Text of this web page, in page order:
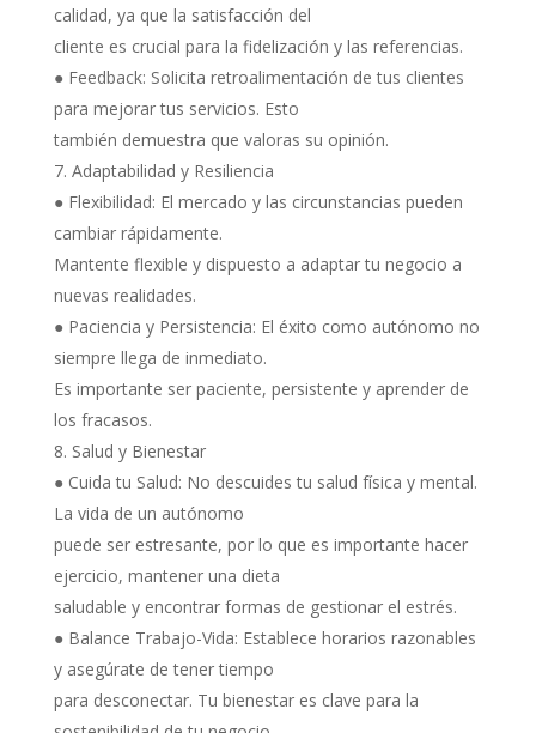
calidad, ya que la satisfacción del
cliente es crucial para la fidelización y las referencias.
● Feedback: Solicita retroalimentación de tus clientes
para mejorar tus servicios. Esto
también demuestra que valoras su opinión.
Adaptabilidad y Resiliencia
● Flexibilidad: El mercado y las circunstancias pueden
cambiar rápidamente.
Mantente flexible y dispuesto a adaptar tu negocio a
nuevas realidades.
● Paciencia y Persistencia: El éxito como autónomo no
siempre llega de inmediato.
Es importante ser paciente, persistente y aprender de
los fracasos.
Salud y Bienestar
● Cuida tu Salud: No descuides tu salud física y mental.
La vida de un autónomo
puede ser estresante, por lo que es importante hacer
ejercicio, mantener una dieta
saludable y encontrar formas de gestionar el estrés.
● Balance Trabajo-Vida: Establece horarios razonables
y asegúrate de tener tiempo
para desconectar. Tu bienestar es clave para la